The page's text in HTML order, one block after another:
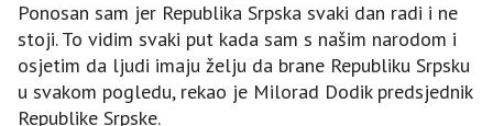
Ponosan sam jer Republika Srpska svaki dan radi i ne
stoji. To vidim svaki put kada sam s našim narodom i
osjetim da ljudi imaju želju da brane Republiku Srpsku
u svakom pogledu, rekao je Milorad Dodik predsjednik
Republike Srpske.